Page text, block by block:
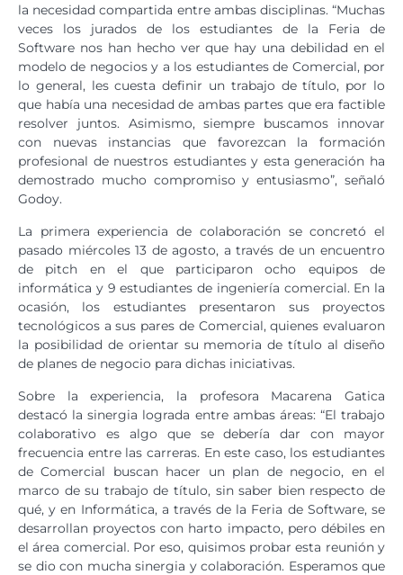
la necesidad compartida entre ambas disciplinas. “Muchas
veces los jurados de los estudiantes de la Feria de
Software nos han hecho ver que hay una debilidad en el
modelo de negocios y a los estudiantes de Comercial, por
lo general, les cuesta definir un trabajo de título, por lo
que había una necesidad de ambas partes que era factible
resolver juntos. Asimismo, siempre buscamos innovar
con nuevas instancias que favorezcan la formación
profesional de nuestros estudiantes y esta generación ha
demostrado mucho compromiso y entusiasmo”, señaló
Godoy.
La primera experiencia de colaboración se concretó el
pasado miércoles 13 de agosto, a través de un encuentro
de pitch en el que participaron ocho equipos de
informática y 9 estudiantes de ingeniería comercial. En la
ocasión, los estudiantes presentaron sus proyectos
tecnológicos a sus pares de Comercial, quienes evaluaron
la posibilidad de orientar su memoria de título al diseño
de planes de negocio para dichas iniciativas.
Sobre la experiencia, la profesora Macarena Gatica
destacó la sinergia lograda entre ambas áreas: “El trabajo
colaborativo es algo que se debería dar con mayor
frecuencia entre las carreras. En este caso, los estudiantes
de Comercial buscan hacer un plan de negocio, en el
marco de su trabajo de título, sin saber bien respecto de
qué, y en Informática, a través de la Feria de Software, se
desarrollan proyectos con harto impacto, pero débiles en
el área comercial. Por eso, quisimos probar esta reunión y
se dio con mucha sinergia y colaboración. Esperamos que